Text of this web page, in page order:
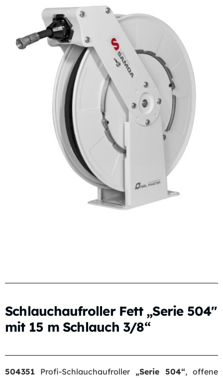
Schlauchaufroller Fett „Serie 504″
mit 15 m Schlauch 3/8“
504351 Profi-Schlauchaufroller „Serie 504“, offene